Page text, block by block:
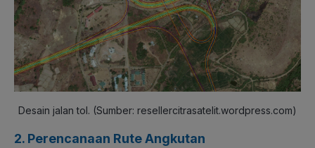
Desain jalan tol. (Sumber: resellercitrasatelit.wordpress.com)
2. Perencanaan Rute Angkutan